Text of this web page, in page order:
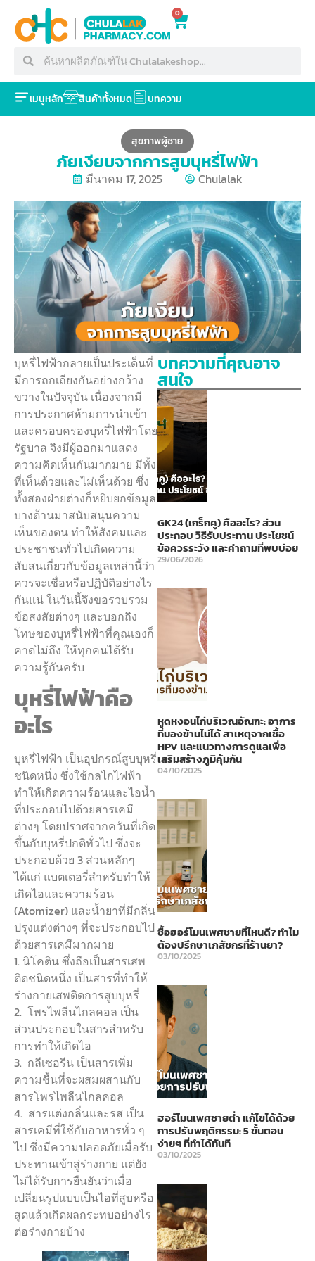
0
เมนูหลัก สินค้าทั้งหมด บทความ
สุขภาพผู้ชาย
ภัยเงียบจากการสูบบุหรี่ไฟฟ้า
มีนาคม 17, 2025 Chulalak
บุหรี่ไฟฟ้ากลายเป็นประเด็นที่
มีการถกเถียงกันอย่างกว้าง
ขวางในปัจจุบัน เนื่องจากมี
การประกาศห้ามการนำเข้า
และครอบครองบุหรี่ไฟฟ้าโดย
รัฐบาล จึงมีผู้ออกมาแสดง
ความคิดเห็นกันมากมาย มีทั้ง
ที่เห็นด้วยและไม่เห็นด้วย ซึ่ง
ทั้งสองฝ่ายต่างก็หยิบยกข้อมูล
บางด้านมาสนับสนุนความ
เห็นของตน ทำให้สังคมและ
ประชาชนทั่วไปเกิดความ
สับสนเกี่ยวกับข้อมูลเหล่านี้ว่า
ควรจะเชื่อหรือปฏิบัติอย่างไร
กันแน่ ในวันนี้จึงขอรวบรวม
ข้อสงสัยต่างๆ และบอกถึง
โทษของบุหรี่ไฟฟ้าที่คุณเองก็
คาดไม่ถึง ให้ทุกคนได้รับ
ความรู้กันครับ
บุหรี่ไฟฟ้าคือ
อะไร
บุหรี่ไฟฟ้า เป็นอุปกรณ์สูบบุหรี่
ชนิดหนึ่ง ซึ่งใช้กลไกไฟฟ้า
ทำให้เกิดความร้อนและไอน้ำ
ที่ประกอบไปด้วยสารเคมี
ต่างๆ โดยปราศจากควันที่เกิด
ขึ้นกับบุหรี่ปกติทั่วไป ซึ่งจะ
ประกอบด้วย 3 ส่วนหลักๆ
ได้แก่ แบตเตอรี่สำหรับทำให้
เกิดไอและความร้อน
(Atomizer) และน้ำยาที่มีกลิ่น
ปรุงแต่งต่างๆ ที่จะประกอบไป
ด้วยสารเคมีมากมาย
1. นิโคติน ซึ่งถือเป็นสารเสพ
ติดชนิดหนึ่ง เป็นสารที่ทำให้
ร่างกายเสพติดการสูบบุหรี่
2. โพรไพลีนไกลคอล เป็น
ส่วนประกอบในสารสำหรับ
การทำให้เกิดไอ
3. กลีเซอรีน เป็นสารเพิ่ม
ความชื้นที่จะผสมผสานกับ
สารโพรไพลีนไกลคอล
4. สารแต่งกลิ่นและรส เป็น
สารเคมีที่ใช้กับอาหารทั่ว ๆ
ไป ซึ่งมีความปลอดภัยเมื่อรับ
ประทานเข้าสู่ร่างกาย แต่ยัง
ไม่ได้รับการยืนยันว่าเมื่อ
เปลี่ยนรูปแบบเป็นไอที่สูบหรือ
สูดแล้วเกิดผลกระทบอย่างไร
ต่อร่างกายบ้าง
บทความที่คุณอาจ
สนใจ
GK24 (เกร็กคู) คืออะไร? ส่วน
ประกอบ วิธีรับประทาน ประโยชน์
ข้อควรระวัง และคำถามที่พบบ่อย
29/06/2026
หูดหงอนไก่บริเวณอัณฑะ: อาการ
ที่มองข้ามไม่ได้ สาเหตุจากเชื้อ
HPV และแนวทางการดูแลเพื่อ
เสริมสร้างภูมิคุ้มกัน
04/10/2025
ซื้อฮอร์โมนเพศชายที่ไหนดี? ทำไม
ต้องปรึกษาเภสัชกรที่ร้านยา?
03/10/2025
ฮอร์โมนเพศชายต่ำ แก้ไขได้ด้วย
การปรับพฤติกรรม: 5 ขั้นตอน
ง่ายๆ ที่ทำได้ทันที
03/10/2025